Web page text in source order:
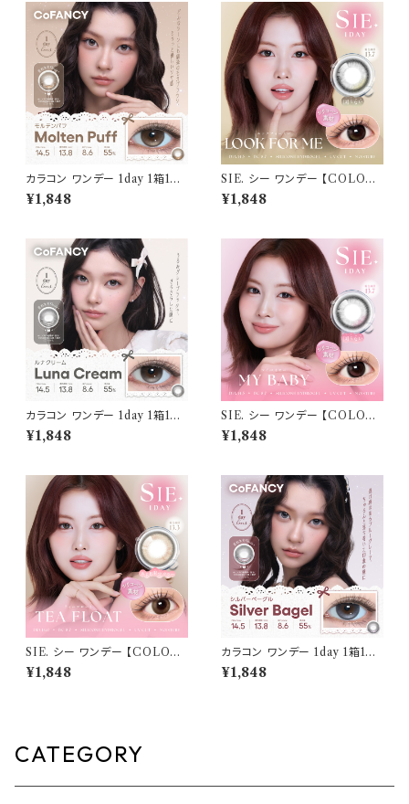
カラコン ワンデー 1day 1箱10
枚入り コファンシー【COLOR：
モルテンパフ】 度あり 度なし 1
奥目 盛れる水光 自然 透明感 1
日使い捨て 紫外線 UVカット 高
含水
¥1,848
SIE. シー ワンデー 【COLOR：
ルックフォーミー 】 1箱10枚入
シリコーン 回らない水光レンズ
コン カラーコンタクト ナチュラ
ル ブラック ブラウン 裸眼風 フ
チ ベージュ グレー 1日使い捨て
¥1,848
カラコン ワンデー 1day 1箱10
枚入り コファンシー【COLOR：
ルナクリーム】 度あり 度なし 1
奥目 盛れる水光 自然 透明感 1
日使い捨て 紫外線 UVカット 高
含水
¥1,848
SIE. シー ワンデー 【COLOR：
マイベイビー】 1箱10枚入 シリ
コーン 回らない水光レンズ MO
カラーコンタクト ナチュラル ブ
ラック ブラウン 裸眼風 フチ ベ
ージュ グレー 1日使い捨て
¥1,848
SIE. シー ワンデー 【COLOR：
ティーフロート 】 1箱10枚入 シ
リコーン 回らない水光レンズ M
ベージュ グレー 1日使い捨て
¥1,848
カラコン ワンデー 1day 1箱10
枚入り コファンシー【COLOR：
シルバーベーグル】 度あり 度な
¥1,848
CATEGORY